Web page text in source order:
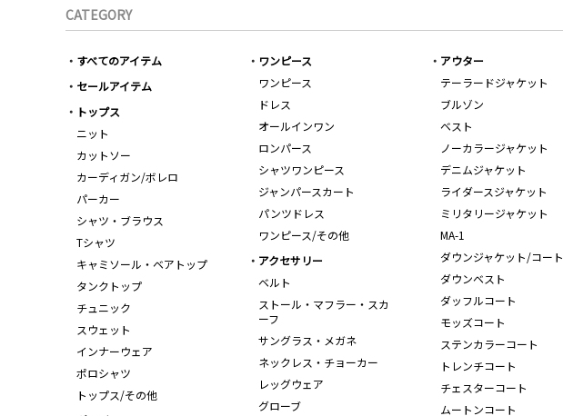
CATEGORY
すべてのアイテム
セールアイテム
トップス
ニット
カットソー
カーディガン/ボレロ
パーカー
シャツ・ブラウス
Tシャツ
キャミソール・ベアトップ
タンクトップ
チュニック
スウェット
インナーウェア
ポロシャツ
トップス/その他
ワンピース
ワンピース
ドレス
オールインワン
ロンパース
シャツワンピース
ジャンパースカート
パンツドレス
ワンピース/その他
アウター
テーラードジャケット
ブルゾン
ベスト
ノーカラージャケット
デニムジャケット
ライダースジャケット
ミリタリージャケット
MA-1
ダウンジャケット/コート
ダウンベスト
ダッフルコート
モッズコート
ステンカラーコート
トレンチコート
チェスターコート
ムートンコート
アクセサリー
ベルト
ストール・マフラー・スカ
ーフ
サングラス・メガネ
ネックレス・チョーカー
レッグウェア
グローブ